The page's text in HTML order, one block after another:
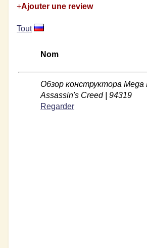
+Ajouter une review
Tout
Nom
Обзор конструктора Mega
Assassin's Creed | 94319
Regarder